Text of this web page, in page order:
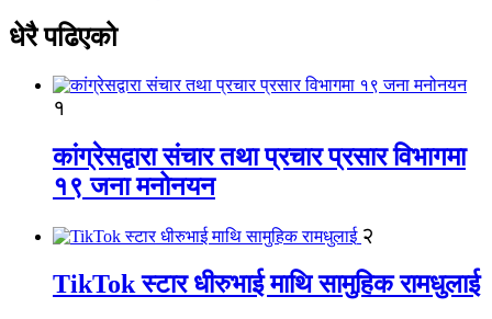
धेरै पढिएको
१
कांग्रेसद्वारा संचार तथा प्रचार प्रसार विभागमा
१९ जना मनोनयन
२
TikTok स्टार धीरुभाई माथि सामुहिक रामधुलाई